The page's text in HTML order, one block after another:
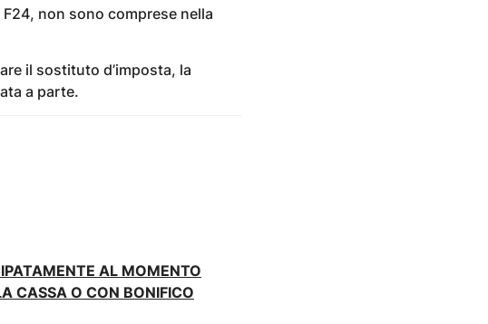
non sono comprese nella
il sostituto d’imposta, la
a parte.
AL MOMENTO
CASSA O CON BONIFICO